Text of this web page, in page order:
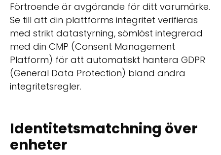
Förtroende är avgörande för ditt varumärke.
Se till att din plattforms integritet verifieras
med strikt datastyrning, sömlöst integrerad
med din CMP (Consent Management
Platform) för att automatiskt hantera GDPR
(General Data Protection) bland andra
integritetsregler.
Identitetsmatchning över
enheter